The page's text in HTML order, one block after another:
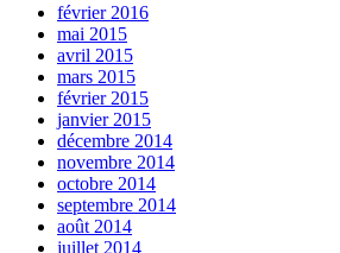
février 2016
mai 2015
avril 2015
mars 2015
février 2015
janvier 2015
décembre 2014
novembre 2014
octobre 2014
septembre 2014
août 2014
juillet 2014